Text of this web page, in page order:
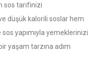
sos tarifinizi
düşük kalorili soslar hem
yapımıyla yemeklerinizi
yaşam tarzına adım